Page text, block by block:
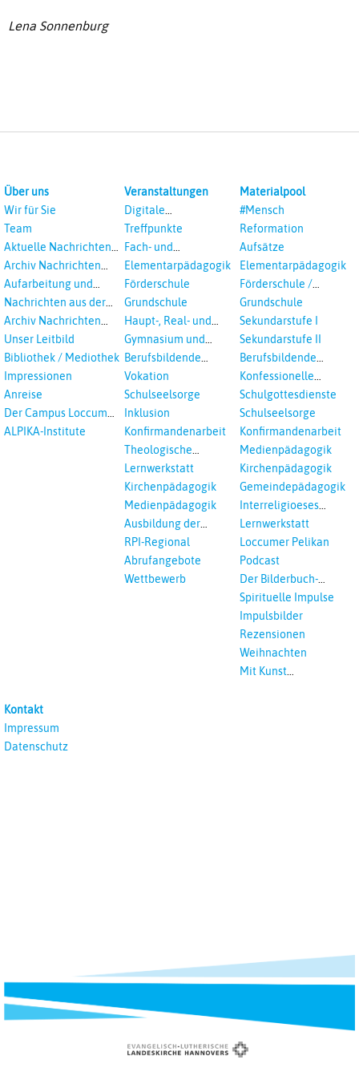
Lena Sonnenburg
Über uns
Wir für Sie
Team
Aktuelle Nachrichten
aus dem RPI
Archiv Nachrichten
aus dem RPI ab 2018
Aufarbeitung und
Prävention
Landeskirche und EKD
Nachrichten aus der
Landeskirche
Archiv Nachrichten
aus der Landeskirche
Unser Leitbild
Bibliothek / Mediothek
Impressionen
Anreise
Der Campus Loccum
und Loccumer
ALPIKA-Institute
Veranstaltungen
Digitale
Veranstaltungen
Treffpunkte
Fach- und
Studientagungen
Elementarpädagogik
Förderschule
Grundschule
Haupt-, Real- und
Oberschule
Gymnasium und
Gesamtschule
Berufsbildende
Schulen
Vokation
Schulseelsorge
Inklusion
Konfirmandenarbeit
Theologische
Fortbildungen,
Interreligöses Lernen
Lernwerkstatt
Kirchenpädagogik
Medienpädagogik
Ausbildung der
Vikar*innen
RPI-Regional
Abrufangebote
Wettbewerb
Materialpool
#Mensch
Reformation
Aufsätze
Elementarpädagogik
Förderschule /
Inklusion
Grundschule
Sekundarstufe I
Sekundarstufe II
Berufsbildende
Schulen
Konfessionelle
Kooperation
Schulgottesdienste
Schulseelsorge
Konfirmandenarbeit
Medienpädagogik
Kirchenpädagogik
Gemeindepädagogik
Interreligioeses
Lernen
Lernwerkstatt
Loccumer Pelikan
Podcast
Der Bilderbuch-
Podcast
Spirituelle Impulse
Impulsbilder
Rezensionen
Weihnachten
Mit Kunst
Kontakt
Impressum
Datenschutz